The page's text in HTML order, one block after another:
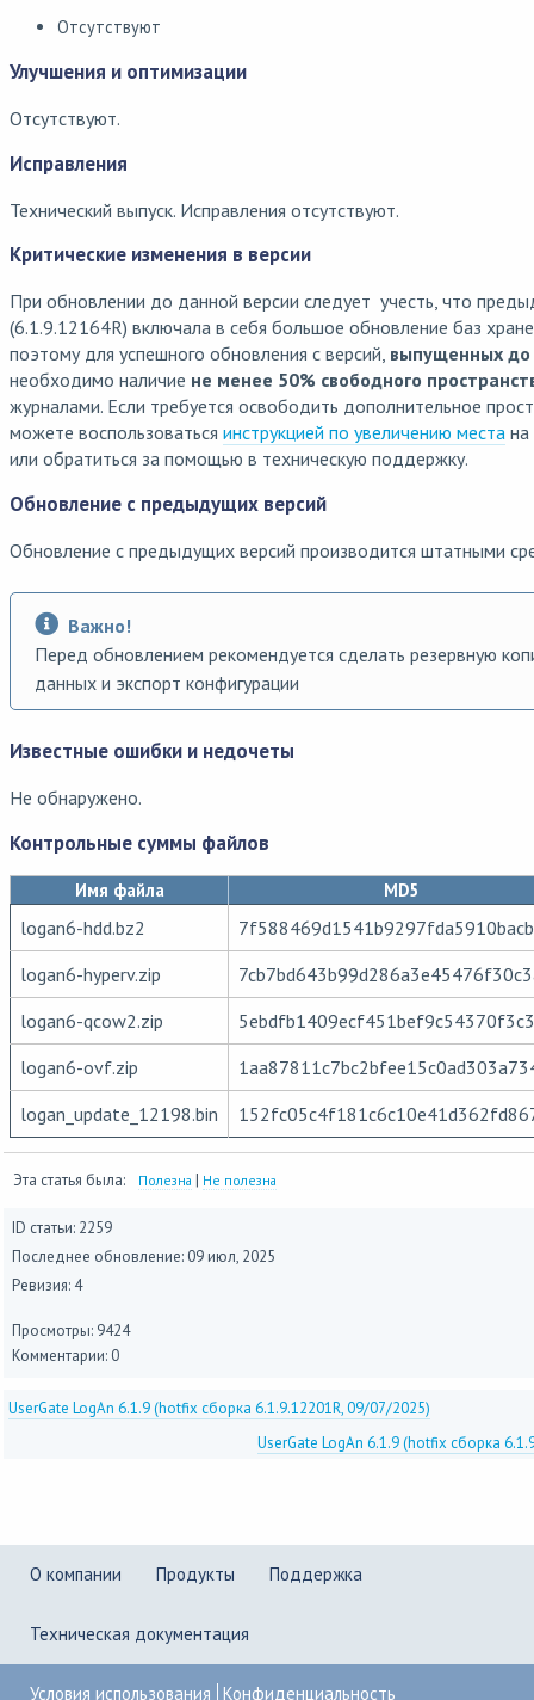
Отсутствуют
Улучшения и оптимизации
Отсутствуют.
Исправления
Технический выпуск. Исправления отсутствуют.
Критические изменения в версии
При обновлении до данной версии следует учесть, что
(6.1.9.12164R) включала в себя большое обновление баз
поэтому для успешного обновления с версий, выпущенных до
необходимо наличие не менее 50% свободного
журналами. Если требуется освободить дополнительное
можете воспользоваться инструкцией по увеличению места на
или обратиться за помощью в техническую поддержку.
Обновление с предыдущих версий
Обновление с предыдущих версий производится штатными
Важно!
Перед обновлением рекомендуется сделать резервную
данных и экспорт конфигурации
Известные ошибки и недочеты
Не обнаружено.
Контрольные суммы файлов
Имя файла MD5
logan6-hdd.bz2
logan6-hyperv.zip
logan6-qcow2.zip
logan6-ovf.zip
logan_update_12198.bin
Эта статья была: Полезна | Не полезна
ID статьи: 2259
Последнее обновление: 09 июл, 2025
Ревизия: 4
Просмотры: 9424
Комментарии: 0
UserGate LogAn 6.1.9 (hotfix сборка 6.1.9.12201R, 09/07/2025)
UserGate LogAn 6.1.9 (hotfix сборка
О компании Продукты Поддержка
Техническая документация
Условия использования Конфиденциальность